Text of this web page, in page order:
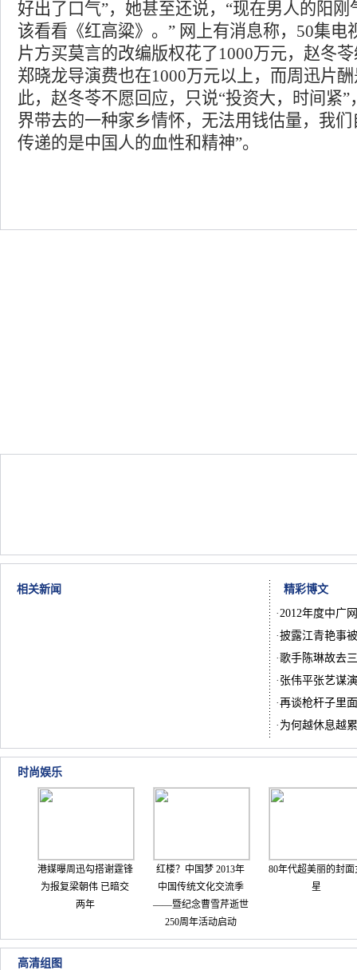
好出了口气”，她甚至还说，“现在男人的阳
该看看《红高粱》。” 网上有消息称，50集电
片方买莫言的改编版权花了1000万元，赵冬
郑晓龙导演费也在1000万元以上，而周迅片
此，赵冬苓不愿回应，只说“投资大，时间紧”
界带去的一种家乡情怀，无法用钱估量，我
传递的是中国人的血性和精神”。
相关新闻
精彩博文
·2012年度中广
·披露江青艳事
·歌手陈琳故去
· 张伟平张艺谋
·再谈枪杆子里
· 为何越休息越
时尚娱乐
港媒曝周迅勾搭谢霆锋
为报复梁朝伟 已暗交
两年
红楼？中国梦 2013年
中国传统文化交流季
——暨纪念曹雪芹逝世
250周年活动启动
80年代超美丽的封面
星
高清组图